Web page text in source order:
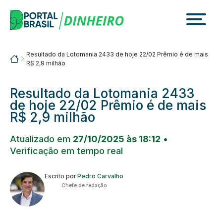
content
Portalbrasil
Resultado da Lotomania 2433 de hoje 22/02 Prêmio é de mais
R$ 2,9 milhão
Resultado da Lotomania 2433
de hoje 22/02 Prêmio é de mais
R$ 2,9 milhão
Atualizado em 27/10/2025 às 18:12 •
Verificação em tempo real
Escrito porPedro Carvalho
Chefe de redação